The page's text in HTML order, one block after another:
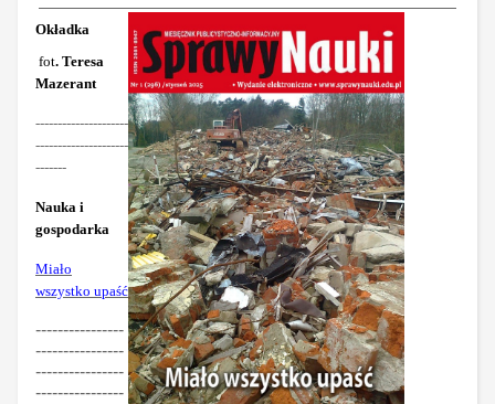
Okładka
fot. Teresa
Mazerant
---------------------
---------------------
-------
Nauka i
gospodarka
Miało
wszystko upaść
----------------
----------------
----------------
----------------